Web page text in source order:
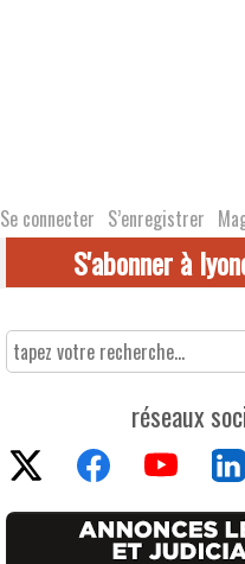
Se connecter S’enregistrer
S'abonner à
réseaux